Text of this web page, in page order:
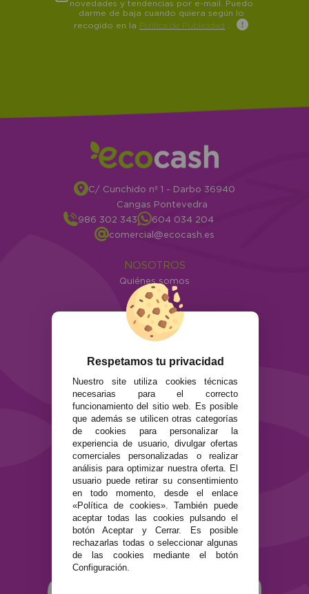
novedades y tendencias por e-mail. Puedo
darme de baja cuando quiera según lo
recogido en la Política de Publicidad
C/ Cunchido nº 1 - Darbo 36940
Cangas Pontevedra
986 302 343
604 034 204
comercial@ecocash.es
NOSOTROS
Quiénes somos
Info
ATENCIÓN AL CLIENTE
Envíos y devoluciones
Formas de pago
Contacto
SEGURIDAD Y PRIVACIDAD
Términos y condiciones de uso
Política de privacidad
Política de cookies
Respetamos tu privacidad
Nuestro site utiliza cookies técnicas
necesarias para el correcto
funcionamiento del sitio web. Es posible
que además se utilicen otras categorías
de cookies para personalizar la
experiencia de usuario, divulgar ofertas
comerciales personalizadas o realizar
análisis para optimizar nuestra oferta. El
usuario puede retirar su consentimiento
en todo momento, desde el enlace
«Política de cookies». También puede
aceptar todas las cookies pulsando el
botón Aceptar y Cerrar. Es posible
rechazarlas todas o seleccionar algunas
de las cookies mediante el botón
Configuración.